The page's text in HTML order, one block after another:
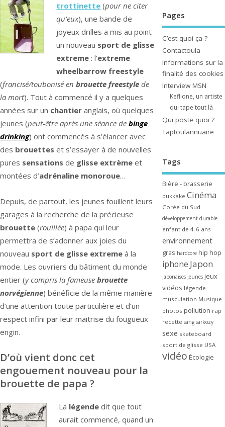
trottinette (pour ne citer
qu’eux), une bande de
joyeux drilles a mis au point
un nouveau sport de glisse
extreme : l’extreme
wheelbarrow freestyle
(francisé/toubonisé en brouette freestyle de
la mort). Tout à commencé il y a quelques
années sur un chantier anglais, où quelques
jeunes (peut-être après une séance de binge
drinking) ont commencés à s’élancer avec
des brouettes et s’essayer à de nouvelles
pures sensations de glisse extrème et
montées d’adrénaline monoroue…
Depuis, de partout, les jeunes fouillent leurs
garages à la recherche de la précieuse
brouette (rouillée) à papa qui leur
permettra de s’adonner aux joies du
nouveau sport de glisse extreme à la
mode. Les ouvriers du bâtiment du monde
entier (y compris la fameuse brouette
norvégienne) bénéficie de la même manière
d’une attention toute particulière et d’un
respect infini par leur maitrise du fougueux
engin.
D’où vient donc cet
engouement nouveau pour la
brouette de papa ?
La légende dit que tout
aurait commencé, quand un
Pages
C’est quoi ça ?
Contactoula
Informations sur la
finalité des cookies
Interview MSN
Keflione, un artiste
qui tape tout là
Qui poste quoi ?
Taptoulannuaire
Tags
Bière - brasserie
bukkake Cinéma
Corée du Sud
développement durable
enfant de 4-6 ans
environnement
gras hardcore hip hop
iphone Japon
japonaises jeunes jeux
vidéos légende
musculation Musique
photos pollution rap
recette sang sarkozy
sexe skateboard
sport de glisse USA
vidéo Écologie